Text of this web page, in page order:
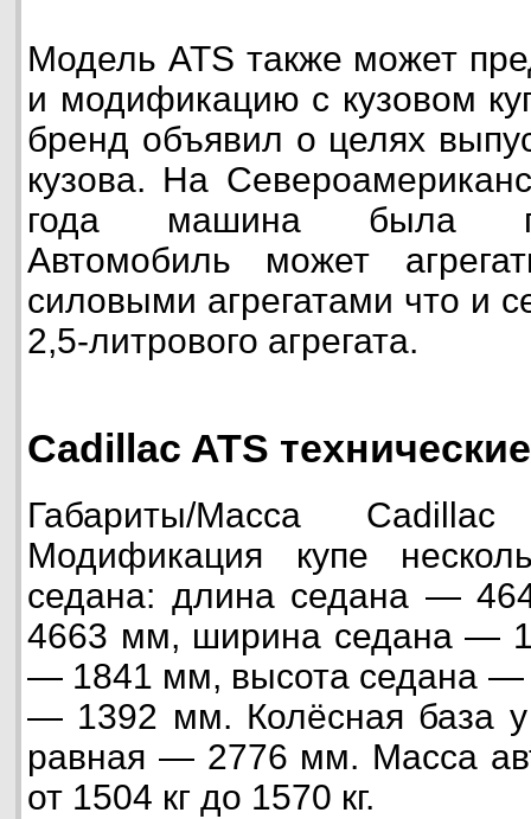
Модель ATS также может
и модификацию с кузовом
бренд объявил о целях
кузова. На
года машина была
Автомобиль может
силовыми агрегатами что и
2,5-литрового агрегата.
Cadillac ATS
Габариты/Масса
Модификация купе
седана: длина седана —
4663 мм, ширина седана —
— 1841 мм, высота седана —
— 1392 мм. Колёсная база у
равная — 2776 мм. Масса
от 1504 кг до 1570 кг.